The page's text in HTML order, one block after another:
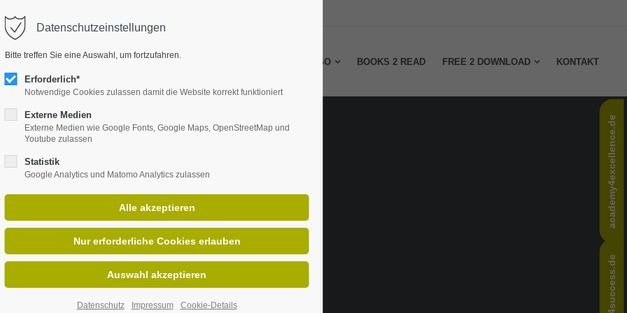
ipsum dolor sit amet:
24h
offer support for our customers
- Fri 8:00am - 5:00pm(GMT
376-293 City Road, Suite 600
info@yourdomain.com
FLIPS 2 GO BOOKS 2 READ FREE 2 DOWNLOAD KONTAKT
academy4excellence.de
Datenschutzeinstellungen
Bitte treffen Sie eine Auswahl, um fortzufahren.
Erforderlich*
Notwendige Cookies zulassen damit die Website korrekt funktioniert
Externe Medien
Externe Medien wie Google Fonts, Google Maps, OpenStreetMap und
Youtube zulassen
Statistik
Google Analytics und Matomo Analytics zulassen
Datenschutz Impressum Cookie-Details